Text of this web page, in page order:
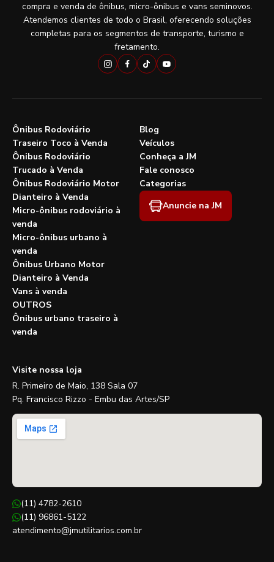
compra e venda de ônibus, micro-ônibus e vans seminovos.
Atendemos clientes de todo o Brasil, oferecendo soluções
completas para os segmentos de transporte, turismo e
fretamento.
Ônibus Rodoviário
Traseiro Toco à Venda
Ônibus Rodoviário
Trucado à Venda
Ônibus Rodoviário Motor
Dianteiro à Venda
Micro-ônibus rodoviário à
venda
Micro-ônibus urbano à
venda
Ônibus Urbano Motor
Dianteiro à Venda
Vans à venda
OUTROS
Ônibus urbano traseiro à
venda
Blog
Veículos
Conheça a JM
Fale conosco
Categorias
Anuncie na JM
Visite nossa loja
R. Primeiro de Maio, 138 Sala 07
Pq. Francisco Rizzo - Embu das Artes/SP
(11) 4782-2610
(11) 96861-5122
atendimento@jmutilitarios.com.br